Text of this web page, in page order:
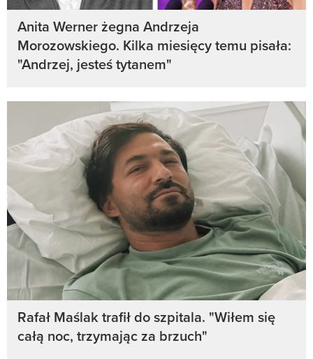
Anita Werner żegna Andrzeja
Morozowskiego. Kilka miesięcy temu pisała:
"Andrzej, jesteś tytanem"
Rafał Maślak trafił do szpitala. "Wiłem się
całą noc, trzymając za brzuch"